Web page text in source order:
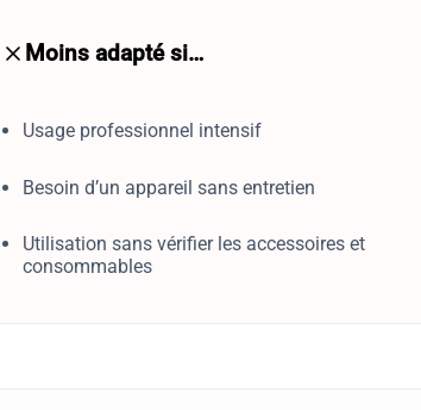
Moins adapté si…
Usage professionnel intensif
Besoin d’un appareil sans entretien
Utilisation sans vérifier les accessoires et
consommables